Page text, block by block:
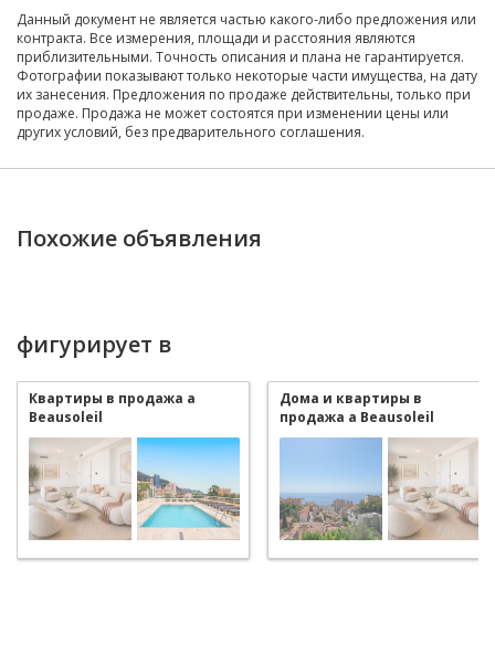
Данный документ не является частью какого-либо предложения или
контракта. Все измерения, площади и расстояния являются
приблизительными. Точность описания и плана не гарантируется.
Фотографии показывают только некоторые части имущества, на дату
их занесения. Предложения по продаже действительны, только при
продаже. Продажа не может состоятся при изменении цены или
других условий, без предварительного соглашения.
Похожие объявления
фигурирует в
Квартиры в продажа a
Beausoleil
Дома и квартиры в
продажа a Beausoleil